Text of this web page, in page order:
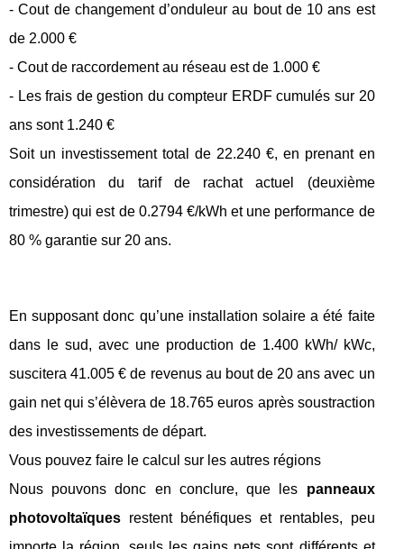
- Cout de changement d’onduleur au bout de 10 ans est
de 2.000 €
- Cout de raccordement au réseau est de 1.000 €
- Les frais de gestion du compteur ERDF cumulés sur 20
ans sont 1.240 €
Soit un investissement total de 22.240 €, en prenant en
considération du tarif de rachat actuel (deuxième
trimestre) qui est de 0.2794 €/kWh et une performance de
80 % garantie sur 20 ans.
En supposant donc qu’une installation solaire a été faite
dans le sud, avec une production de 1.400 kWh/ kWc,
suscitera 41.005 € de revenus au bout de 20 ans avec un
gain net qui s’élèvera de 18.765 euros après soustraction
des investissements de départ.
Vous pouvez faire le calcul sur les autres régions
Nous pouvons donc en conclure, que les panneaux
photovoltaïques restent bénéfiques et rentables, peu